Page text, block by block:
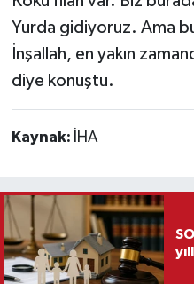
Yurda gidiyoruz. Ama
İnşallah, en yakın
diye konuştu.
Kaynak: İHA
SON